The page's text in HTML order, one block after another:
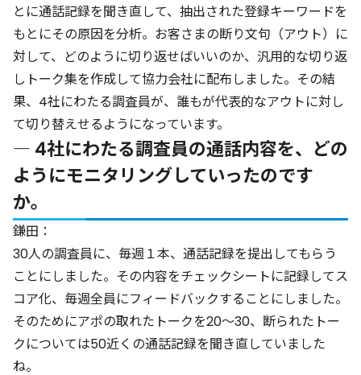
とに通話記録を聞き直して、抽出された登録キーワードを
もとにその原因を分析。お客さまの断り文句（アウト）に
対して、どのように切り返せばいいのか、汎用的な切り返
しトーク集を作成して協力会社に配布しました。その結
果、4社にわたる調査員が、誰もが代表的なアウトに対し
て切り替えせるようになっています。
― 4社にわたる調査員の通話内容を、どの
ようにモニタリングしていったのです
か。
鎌田：
30人の調査員に、毎週１本、通話記録を提出してもらう
ことにしました。その内容をチェックシートに記録してス
コア化、毎週全員にフィードバックすることにしました。
そのためにアポの取れたトークを20～30、断られたトー
クについては50近くの通話記録を聞き直していました
ね。